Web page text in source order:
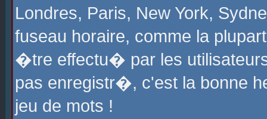
Londres, Paris, New York,
fuseau horaire, comme la
�tre effectu� par les
pas enregistr�, c'est la bonne
jeu de mots !